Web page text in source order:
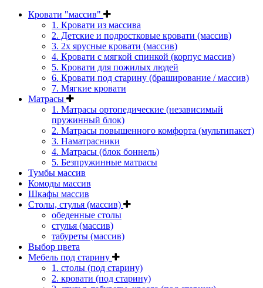
Кровати "массив"
1. Кровати из массива
2. Детские и подростковые кровати (массив)
3. 2х ярусные кровати (массив)
4. Кровати с мягкой спинкой (корпус массив)
5. Кровати для пожилых людей
6. Кровати под старину (браширование / массив)
7. Мягкие кровати
Матрасы
1. Матрасы ортопедические (независимый
пружинный блок)
2. Матрасы повышенного комфорта (мультипакет)
3. Наматрасники
4. Матрасы (блок боннель)
5. Безпружинные матрасы
Тумбы массив
Комоды массив
Шкафы массив
Столы, стулья (массив)
обеденные столы
стулья (массив)
табуреты (массив)
Выбор цвета
Мебель под старину
1. столы (под старину)
2. кровати (под старину)